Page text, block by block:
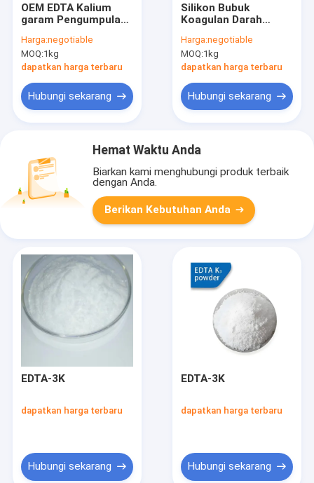
OEM EDTA Kalium
garam Pengumpulan
putih
Harga:negotiable
MOQ:1kg
dapatkan harga terbaru
Hubungi sekarang
Silikon Bubuk
Koagulan Darah
Antikoagulan Kuning
Putih
Harga:negotiable
MOQ:1kg
dapatkan harga terbaru
Hubungi sekarang
Hemat Waktu Anda
Biarkan kami menghubungi produk terbaik
dengan Anda.
Berikan Kebutuhan Anda
EDTA-3K
dapatkan harga terbaru
Hubungi sekarang
EDTA-3K
dapatkan harga terbaru
Hubungi sekarang